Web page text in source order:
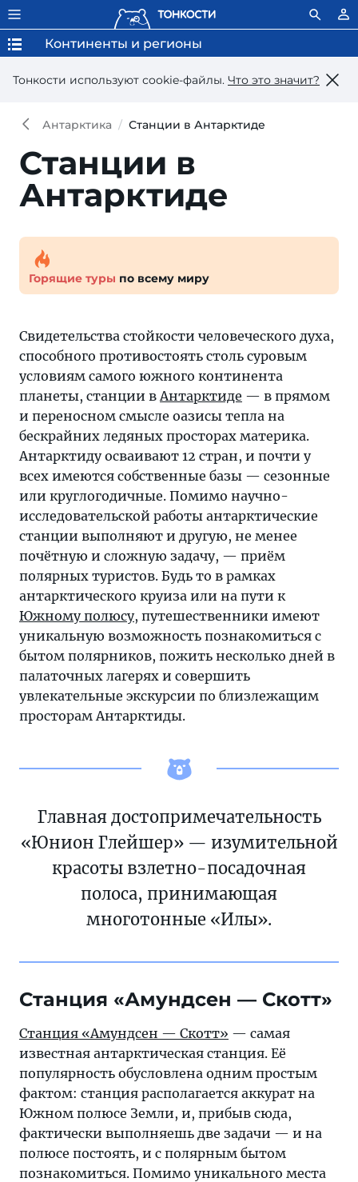
Тонкости используют сookie-файлы. Что это значит?
Континенты и регионы
Антарктика Станции в Антарктиде
Станции в
Антарктиде
Горящие туры по всему миру
Свидетельства стойкости человеческого духа,
способного противостоять столь суровым
условиям самого южного континента
планеты, станции вАнтарктиде — в прямом
и переносном смысле оазисы тепла на
бескрайних ледяных просторах материка.
Антарктиду осваивают 12 стран, и почти у
всех имеются собственные базы — сезонные
или круглогодичные. Помимо научно-
исследовательской работы антарктические
станции выполняют и другую, не менее
почётную и сложную задачу, — приём
полярных туристов. Будь то в рамках
антарктического круиза или на пути к
Южному полюсу, путешественники имеют
уникальную возможность познакомиться с
бытом полярников, пожить несколько дней в
палаточных лагерях и совершить
увлекательные экскурсии по близлежащим
просторам Антарктиды.
Главная достопримечательность
«Юнион Глейшер» — изумительной
красоты взлетно-посадочная
полоса, принимающая
многотонные «Илы».
Станция «Амундсен — Скотт»
Станция «Амундсен — Скотт» — самая
известная антарктическая станция. Её
популярность обусловлена одним простым
фактом: станция располагается аккурат на
Южном полюсе Земли, и, прибыв сюда,
фактически выполняешь две задачи — и на
полюсе постоять, и с полярным бытом
познакомиться. Помимо уникального места